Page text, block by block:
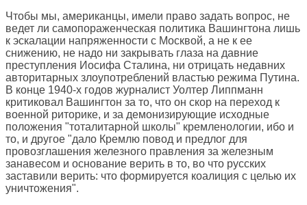
Чтобы мы, американцы, имели право задать вопрос, не
ведет ли самопораженческая политика Вашингтона лишь
к эскалации напряженности с Москвой, а не к ее
снижению, не надо ни закрывать глаза на давние
преступления Иосифа Сталина, ни отрицать недавних
авторитарных злоупотреблений властью режима Путина.
В конце 1940-х годов журналист Уолтер Липпманн
критиковал Вашингтон за то, что он скор на переход к
военной риторике, и за демонизирующие исходные
положения "тоталитарной школы" кремленологии, ибо и
то, и другое "дало Кремлю повод и предлог для
провозглашения железного правления за железным
занавесом и основание верить в то, во что русских
заставили верить: что формируется коалиция с целью их
уничтожения".